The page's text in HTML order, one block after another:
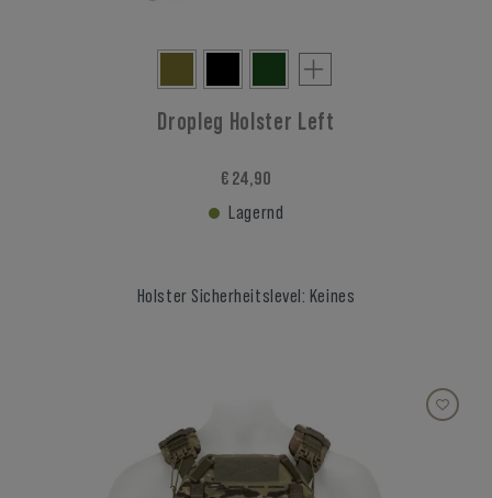
Dropleg Holster Left
€ 24,90
Lagernd
Holster Sicherheitslevel: Keines